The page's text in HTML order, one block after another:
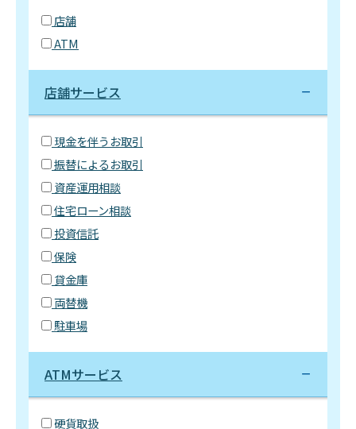
店舗
ATM
店舗サービス
現金を伴うお取引
振替によるお取引
資産運用相談
住宅ローン相談
投資信託
保険
貸金庫
両替機
駐車場
ATMサービス
硬貨取扱